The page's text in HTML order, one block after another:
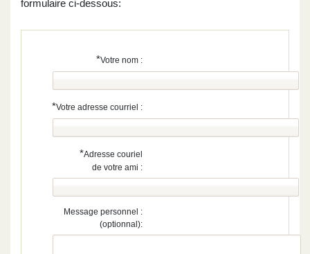
formulaire ci-dessous:
*Votre nom :
*Votre adresse courriel :
*Adresse couriel
de votre ami :
Message personnel :
(optionnal):